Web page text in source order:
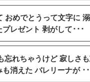
おめでとうって文字に
レゼント 剥がして･･･
忘れちゃうけど 寂しさ
消えた バレリーナが ･